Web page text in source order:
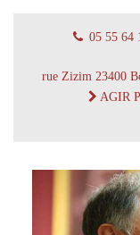
05 55 64
rue Zizim 23400
AGIR